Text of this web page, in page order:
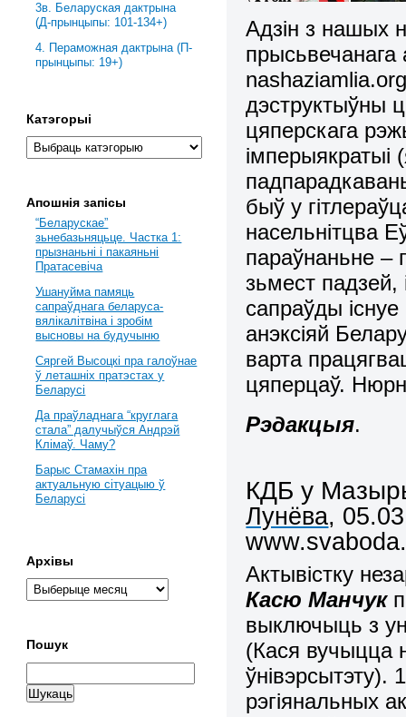
Адзін з нашых
дэструктыўны
цяперскага
імперыякратыі
быў у
насельнітцва
параўнаньне –
зьмест падзей,
сапраўды
анэксіяй
варта
цяперцаў.
Рэдакцыя.
КДБ у
Лунёва,
Актывістку
Касю Манчук
выключыць з
(Кася вучыцца
ўнівэрсытэту).
рэгіянальных
3в. Беларуская дактрына
(Д-прынцыпы: 101-134+)
4. Пераможная дактрына (П-
прынцыпы: 19+)
Катэгорыі
Апошнія запісы
“Беларускае”
зьнебазьняцьце. Частка 1:
прызнаньні і пакаяньні
Пратасевіча
Ушануйма памяць
сапраўднага беларуса-
вялікалітвіна і зробім
высновы на будучыню
Сяргей Высоцкі пра галоўнае
ў леташніх пратэстах у
Беларусі
Да праўладнага “круглага
стала” далучыўся Андрэй
Клімаў. Чаму?
Барыс Стамахін пра
актуальную сітуацыю ў
Беларусі
Архівы
Пошук